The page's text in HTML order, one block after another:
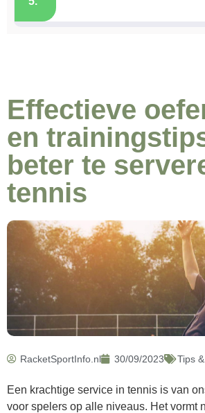
Effectieve
en
beter te
tennis
RacketSportInfo.nl 30/09/2023 Tips
Een krachtige service in tennis is van
voor spelers op alle niveaus. Het vormt